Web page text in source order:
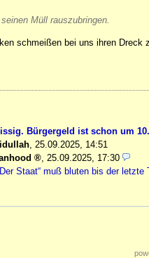
Müll rauszubringen.
schmeißen bei uns ihren
Bürgergeld ist schon um
, 25.09.2025, 14:51
, 25.09.2025, 17:30
Staat“ muß bluten bis der